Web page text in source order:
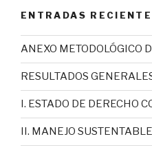
ENTRADAS
ANEXO METODOLÓGICO
RESULTADOS
I. ESTADO DE DERECHO
II. MANEJO